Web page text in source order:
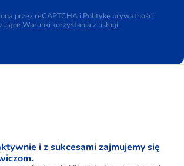
przez reCAPTCHA i Politykę prywatności
Warunki korzystania z usługi.
i z sukcesami zajmujemy się